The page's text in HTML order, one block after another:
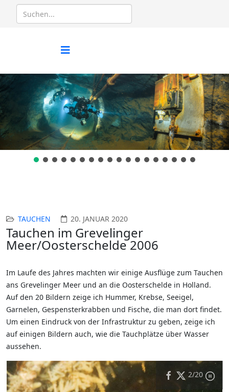
TAUCHEN 20. JANUAR 2020
Tauchen im Grevelinger
Meer/Oosterschelde 2006
Im Laufe des Jahres machten wir einige Ausflüge zum Tauchen
ans Grevelinger Meer und an die Oosterschelde in Holland.
Auf den 20 Bildern zeige ich Hummer, Krebse, Seeigel,
Garnelen, Gespensterkrabben und Fische, die man dort findet.
Um einen Eindruck von der Infrastruktur zu geben, zeige ich
auf einigen Bildern auch, wie die Tauchplätze über Wasser
aussehen.
2/20